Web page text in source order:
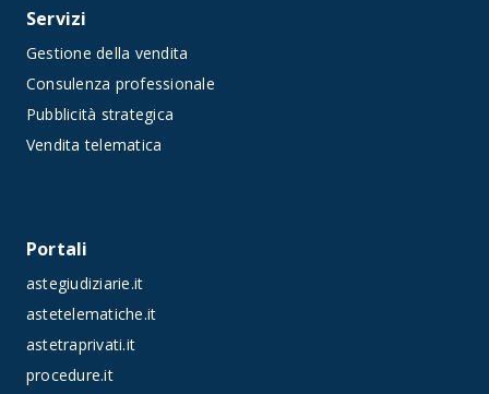
Servizi
Gestione della vendita
Consulenza professionale
Pubblicità strategica
Vendita telematica
Portali
astegiudiziarie.it
astetelematiche.it
astetraprivati.it
procedure.it